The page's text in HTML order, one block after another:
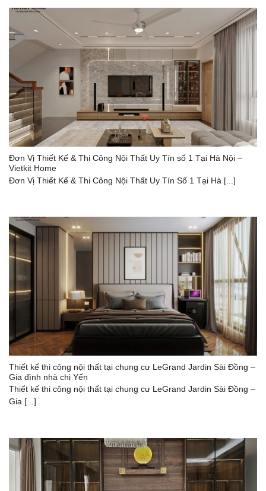
Đơn Vị Thiết Kế & Thi Công Nội Thất Uy Tín số 1 Tại Hà Nội –
Vietkit Home
Đơn Vị Thiết Kế & Thi Công Nội Thất Uy Tín Số 1 Tại Hà [...]
Thiết kế thi công nội thất tại chung cư LeGrand Jardin Sài Đồng –
Gia đình nhà chị Yến
Thiết kế thi công nội thất tại chung cư LeGrand Jardin Sài Đồng –
Gia [...]